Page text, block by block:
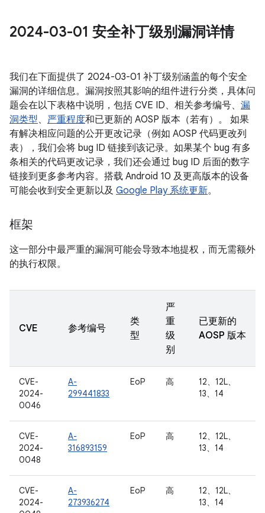
2024-03-01 安全补丁级别漏洞详情
我们在下面提供了 2024-03-01 补丁级别涵盖的每个安全
漏洞的详细信息。漏洞按照其影响的组件进行分类，具体问
题会在以下表格中说明，包括 CVE ID、相关参考编号、 漏
洞类型、 严重程度和已更新的 AOSP 版本（若有）。 如果
有解决相应问题的公开更改记录（例如 AOSP 代码更改列
表），我们会将 bug ID 链接到该记录。如果某个 bug 有多
条相关的代码更改记录，我们还会通过 bug ID 后面的数字
链接到更多参考内容。搭载 Android 10 及更高版本的设备
可能会收到安全更新以及 Google Play 系统更新。
框架
这一部分中最严重的漏洞可能会导致本地提权，而无需额外
的执行权限。
CVE 参考编号
类
型
严
重
级
别
已更新的
AOSP 版本
CVE-
2024-
0046
A-
299441833
EoP 高
12、12L、
13、14
CVE-
2024-
0048
A-
316893159
EoP 高
12、12L、
13、14
CVE-
2024-
A-
273936274
EoP 高
12、12L、
13、14